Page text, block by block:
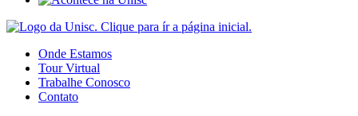
Onde Estamos
Tour Virtual
Trabalhe Conosco
Contato